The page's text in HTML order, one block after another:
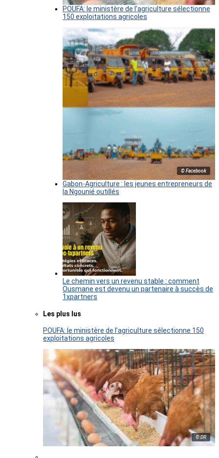
POUFA: le ministère de l’agriculture sélectionne
150 exploitations agricoles
© Facebook
Gabon-Agriculture : les jeunes entrepreneurs de
la Ngounié outillés
Le chemin vers un revenu stable : comment
Ousmane est devenu un partenaire à succès de
1xpartners
Les plus lus
POUFA: le ministère de l’agriculture sélectionne 150
exploitations agricoles
© DR